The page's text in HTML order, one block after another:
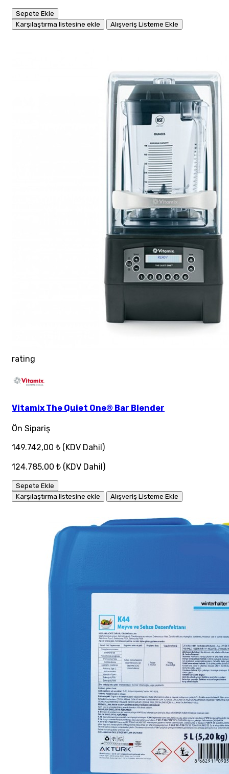
Sepete Ekle
Karşılaştırma listesine ekle
Alışveriş Listeme Ekle
rating
Vitamix The Quiet One® Bar Blender
Ön Sipariş
149.742,00 ₺ (KDV Dahil)
124.785,00 ₺ (KDV Dahil)
Sepete Ekle
Karşılaştırma listesine ekle
Alışveriş Listeme Ekle